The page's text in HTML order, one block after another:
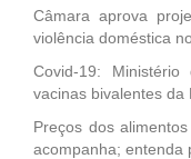
Câmara aprova
violência doméstica
Covid-19:
vacinas bivalentes da
Preços dos
acompanha; entenda